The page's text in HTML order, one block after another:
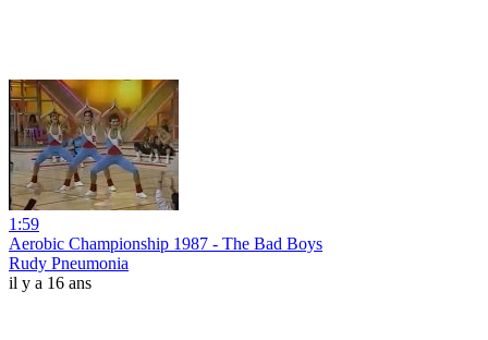
1:59
Aerobic Championship 1987 - The Bad Boys
Rudy Pneumonia
il y a 16 ans